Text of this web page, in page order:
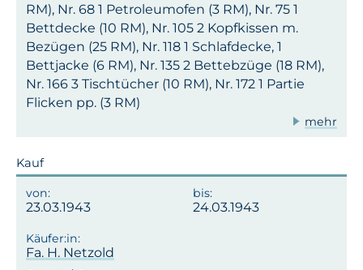
RM), Nr. 68 1 Petroleumofen (3 RM), Nr. 75 1
Bettdecke (10 RM), Nr. 105 2 Kopfkissen m.
Bezügen (25 RM), Nr. 118 1 Schlafdecke, 1
Bettjacke (6 RM), Nr. 135 2 Bettebzüge (18 RM),
Nr. 166 3 Tischtücher (10 RM), Nr. 172 1 Partie
Flicken pp. (3 RM)
mehr
Kauf
23.03.1943 24.03.1943
Fa. H. Netzold